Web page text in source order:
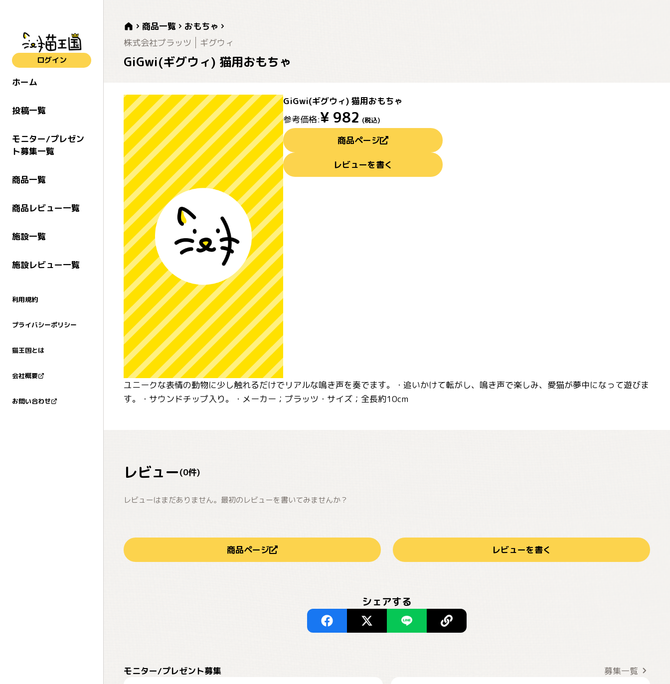
ログイン
ホーム
投稿一覧
モニター/プレゼン
ト募集一覧
商品一覧
商品レビュー一覧
施設一覧
施設レビュー一覧
利用規約
プライバシーポリシー
猫王国とは
会社概要
お問い合わせ
商品一覧
おもちゃ
株式会社プラッツ
ギグウィ
GiGwi(ギグウィ) 猫用おもちゃ
GiGwi(ギグウィ) 猫用おもちゃ
参考価格:¥ 982 (税込)
商品ページ
レビューを書く
ユニークな表情の動物に少し触れるだけでリアルな鳴き声を奏でます。・追いかけて転がし、鳴き声で楽しみ、愛猫が夢中になって遊びま
す。・サウンドチップ入り。・メーカー；プラッツ・サイズ；全長約10cm
レビュー(0件)
レビューはまだありません。最初のレビューを書いてみませんか？
商品ページ レビューを書く
シェアする
モニター/プレゼント募集 募集一覧